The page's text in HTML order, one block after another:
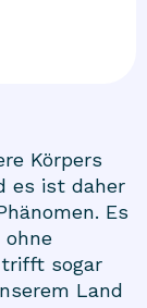
Körpers
es ist daher
Es
ohne
sogar
Land